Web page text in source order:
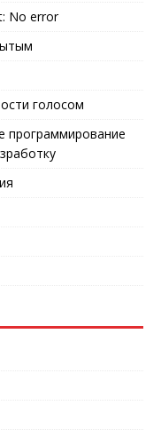
No error
голосом
программирование